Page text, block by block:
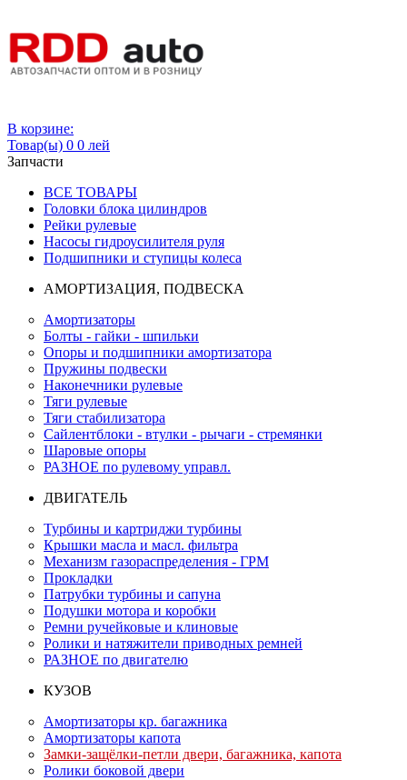
В корзине:
Товар(ы) 0 0 лей
Запчасти
ВСЕ ТОВАРЫ
Головки блока цилиндров
Рейки рулевые
Насосы гидроусилителя руля
Подшипники и ступицы колеса
АМОРТИЗАЦИЯ, ПОДВЕСКА
Амортизаторы
Болты - гайки - шпильки
Опоры и подшипники амортизатора
Пружины подвески
Наконечники рулевые
Тяги рулевые
Тяги стабилизатора
Сайлентблоки - втулки - рычаги - стремянки
Шаровые опоры
РАЗНОЕ по рулевому управл.
ДВИГАТЕЛЬ
Турбины и картриджи турбины
Крышки масла и масл. фильтра
Механизм газораспределения - ГРМ
Прокладки
Патрубки турбины и сапуна
Подушки мотора и коробки
Ремни ручейковые и клиновые
Ролики и натяжители приводных ремней
РАЗНОЕ по двигателю
КУЗОВ
Амортизаторы кр. багажника
Амортизаторы капота
Замки-защёлки-петли двери, багажника, капота
Ролики боковой двери